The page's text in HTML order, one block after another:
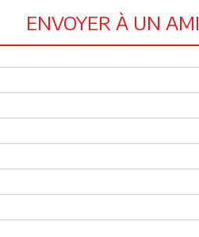
ENVOYER À UN AMI